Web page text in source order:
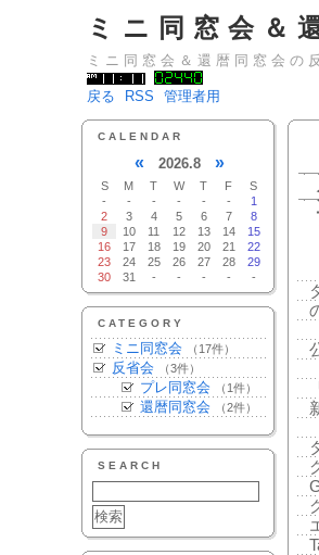
ミニ同窓会＆
ミニ同窓会＆還暦同窓会の
戻る RSS 管理者用
CALENDAR
« 2026.8 »
S M T W T F
S
-
- - - - -
1
2
3 4 5 6 7
8
9
10 11 12 13 14
15
16
17 18 19 20 21
22
23
24 25 26 27 28
29
30
31 - - - - -
CATEGORY
ミニ同窓会 （17件）
反省会 （3件）
プレ同窓会 （1件）
還暦同窓会 （2件）
SEARCH